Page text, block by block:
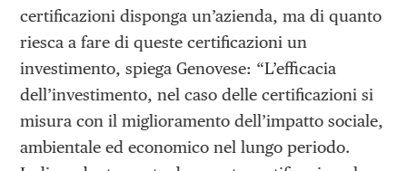
certificazioni disponga un’azienda, ma di quanto
riesca a fare di queste certificazioni un
investimento, spiega Genovese: “L’efficacia
dell’investimento, nel caso delle certificazioni si
misura con il miglioramento dell’impatto sociale,
ambientale ed economico nel lungo periodo.